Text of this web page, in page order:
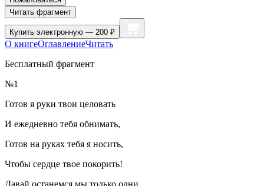
Читать фрагмент
Купить электронную — 200 ₽
О книгеОглавлениеЧитать
Бесплатный фрагмент
№1
Готов я руки твои целовать
И ежедневно тебя обнимать,
Готов на руках тебя я носить,
Чтобы сердце твое покорить!